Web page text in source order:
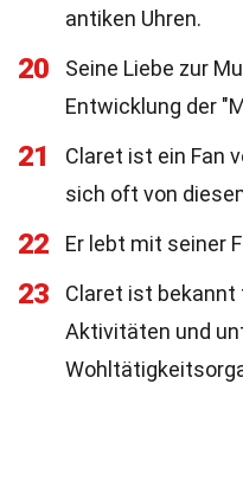
antiken Uhren.
20
Seine Liebe zur
Entwicklung der
21
Claret ist ein Fan
sich oft von
22 Er lebt mit seiner
23
Claret ist
Aktivitäten und